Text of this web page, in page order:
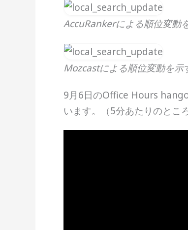
AccuRankerによる順位変動
Mozcastによる順位変動を示
9月6日のOffice Hours
います。（5分あたりのとこ